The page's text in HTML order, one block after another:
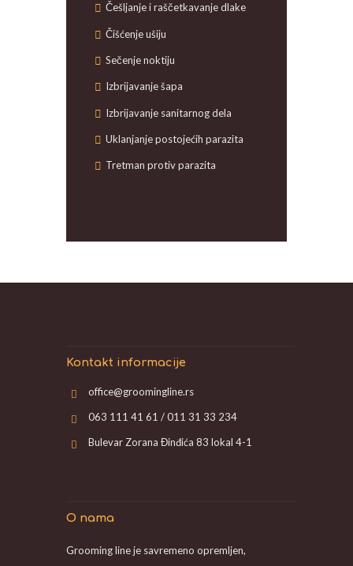
Češljanje i raščetkavanje dlake
Čišćenje ušiju
Sečenje noktiju
Izbrijavanje šapa
Izbrijavanje sanitarnog dela
Uklanjanje postojećih parazita
Tretman protiv parazita
Kontakt informacije
office@groomingline.rs
063 111 41 61 / 011 31 33 234
Bulevar Zorana Đinđića 83 lokal 4-1
O nama
Grooming line je savremeno opremljen,